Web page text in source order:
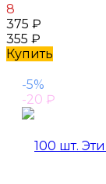
8
375 ₽
355 ₽
Купить
-5%
-20 ₽